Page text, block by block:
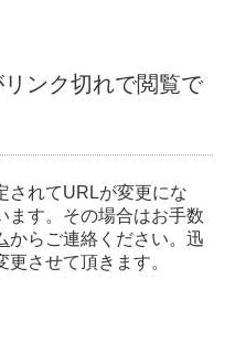
ンク切れで閲覧で
されてURLが変更にな
ます。その場合はお手数
からご連絡ください。迅
させて頂きます。